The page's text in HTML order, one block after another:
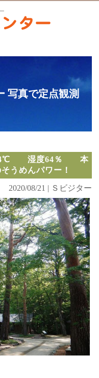
写真で定点観測
湿度64％ 本
うめんパワー！
2020/08/21 | Ｓビジター